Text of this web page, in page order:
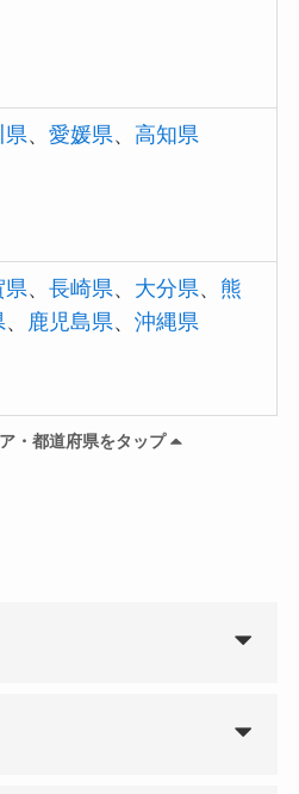
県、愛媛県、高知県
県、長崎県、 大分県、 熊
、 鹿児島県、沖縄県
・都道府県をタップ